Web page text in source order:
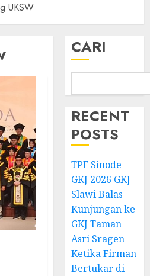
UKSW
CARI
RECENT
POSTS
TPF Sinode
GKJ 2026 GKJ
Slawi Balas
Kunjungan ke
GKJ Taman
Asri Sragen
Ketika Firman
Bertukar di